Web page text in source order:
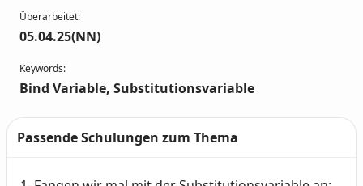
Überarbeitet:
05.04.25(NN)
Keywords:
Bind Variable, Substitutionsvariable
Passende Schulungen zum Thema